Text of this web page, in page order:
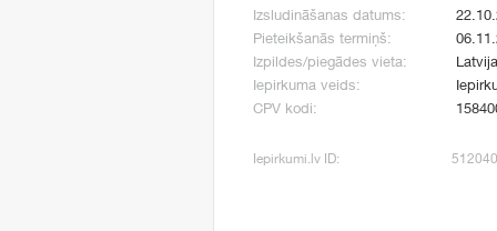
Izsludināšanas datums:
Pieteikšanās termiņš:
Izpildes/piegādes vieta:
Iepirkuma veids:
CPV kodi:
Iepirkumi.lv ID: